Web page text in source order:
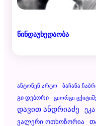
წინდაუხედაობა
Ანტონენ Არტო Ბაჩანა
Გი Დებორი
Გიორგი
Დავით Ანდრიაძე
Ვალერი Ოთხოზორია